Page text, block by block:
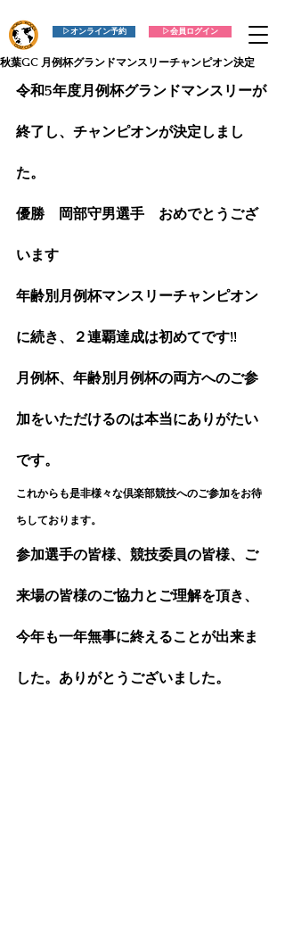
▷会員ログイン
▷オンライン予約
秋葉GC 月例杯グランドマンスリーチャンピオン決定
令和5年度月例杯グランドマンスリーが
終了し、チャンピオンが決定しまし
た。
優勝　岡部守男選手　おめでとうござ
います
年齢別月例杯マンスリーチャンピオン
に続き、２連覇達成は初めてです!!
月例杯、年齢別月例杯の両方へのご参
加をいただけるのは本当にありがたい
です。
これからも是非様々な倶楽部競技へのご参加をお待
ちしております。
参加選手の皆様、競技委員の皆様、ご
来場の皆様のご協力とご理解を頂き、
今年も一年無事に終えることが出来ま
した。ありがとうございました。